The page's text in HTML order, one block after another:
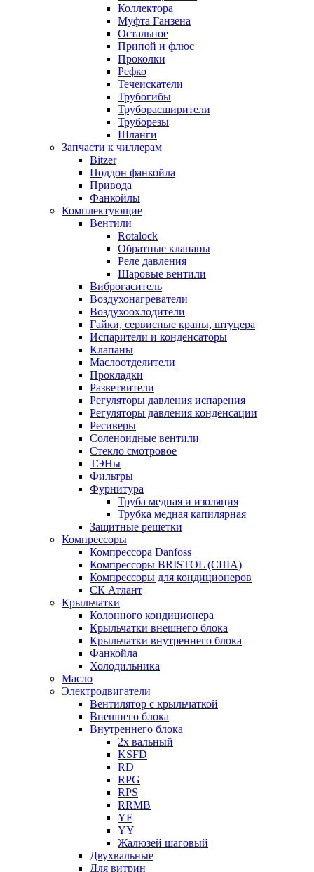
Коллектора
Муфта Ганзена
Остальное
Припой и флюс
Проколки
Рефко
Течеискатели
Трубогибы
Труборасширители
Труборезы
Шланги
Запчасти к чиллерам
Bitzer
Поддон фанкойла
Привода
Фанкойлы
Комплектующие
Вентили
Rotalock
Обратные клапаны
Реле давления
Шаровые вентили
Виброгаситель
Воздухонагреватели
Воздухоохлодители
Гайки, сервисные краны, штуцера
Испарители и конденсаторы
Клапаны
Маслоотделители
Прокладки
Разветвители
Регуляторы давления испарения
Регуляторы давления конденсации
Ресиверы
Соленоидные вентили
Стекло смотровое
ТЭНы
Фильтры
Фурнитура
Труба медная и изоляция
Трубка медная капилярная
Защитные решетки
Компрессоры
Компрессора Danfoss
Компрессоры BRISTOL (США)
Компрессоры для кондиционеров
СК Атлант
Крыльчатки
Колонного кондиционера
Крыльчатки внешнего блока
Крыльчатки внутреннего блока
Фанкойла
Холодильника
Масло
Электродвигатели
Вентилятор с крыльчаткой
Внешнего блока
Внутреннего блока
2х вальный
KSFD
RD
RPG
RPS
RRMB
YF
YY
Жалюзей шаговый
Двухвальные
Для витрин